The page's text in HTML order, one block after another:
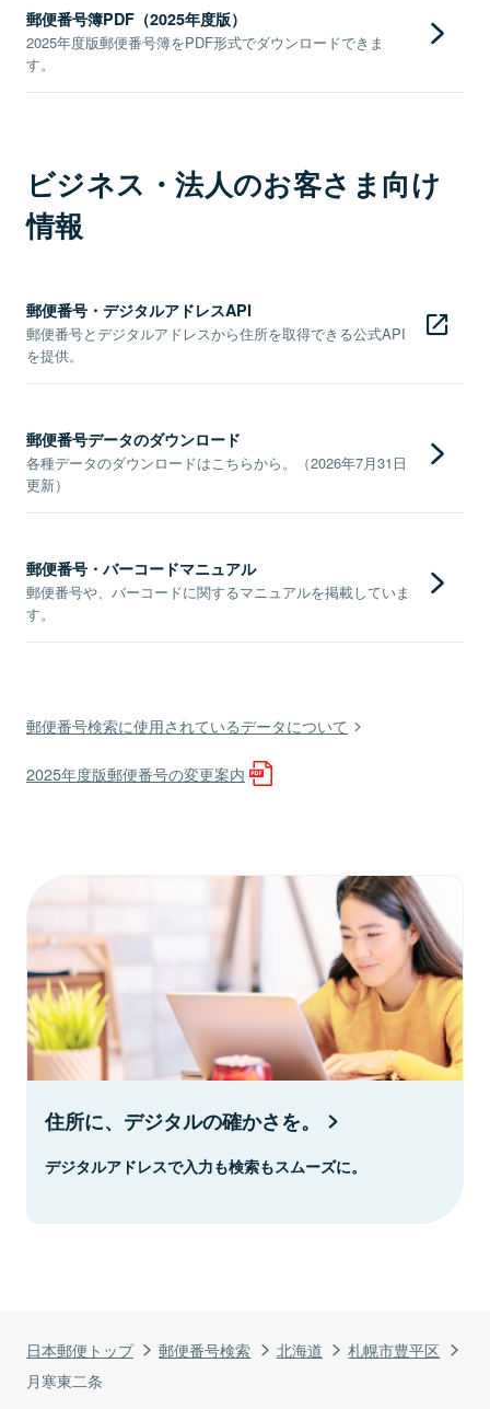
日本郵便トップ 郵便番号検索 北海道
札幌市豊平区
月寒東二条
郵便番号簿PDF（2025年度版）
2025年度版郵便番号簿をPDF形式でダウンロードできま
す。
ビジネス・法人のお客さま向け
情報
郵便番号・デジタルアドレスAPI
郵便番号とデジタルアドレスから住所を取得できる公式API
を提供。
郵便番号データのダウンロード
各種データのダウンロードはこちらから。（2026年7月31日
更新）
郵便番号・バーコードマニュアル
郵便番号や、バーコードに関するマニュアルを掲載していま
す。
郵便番号検索に使用されているデータについて
2025年度版郵便番号の変更案内
住所に、デジタルの確かさを。
デジタルアドレスで入力も検索もスムーズに。